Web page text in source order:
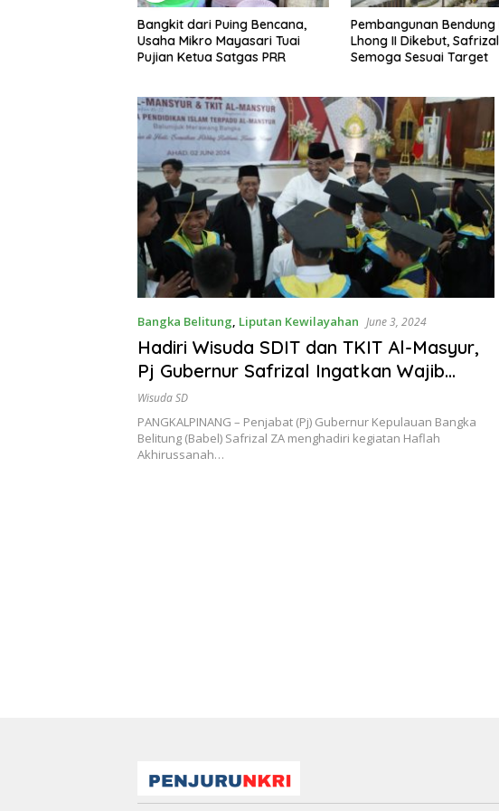
Bangkit dari Puing Bencana,
Usaha Mikro Mayasari Tuai
Pujian Ketua Satgas PRR
Pembangunan Bendung
Lhong II Dikebut, Safrizal
Semoga Sesuai Target
Bangka Belitung, Liputan Kewilayahan June 3, 2024
Hadiri Wisuda SDIT dan TKIT Al-Masyur,
Pj Gubernur Safrizal Ingatkan Wajib
Belajar 12 Tahun
Wisuda SD
PANGKALPINANG – Penjabat (Pj) Gubernur Kepulauan Bangka
Belitung (Babel) Safrizal ZA menghadiri kegiatan Haflah
Akhirussanah…